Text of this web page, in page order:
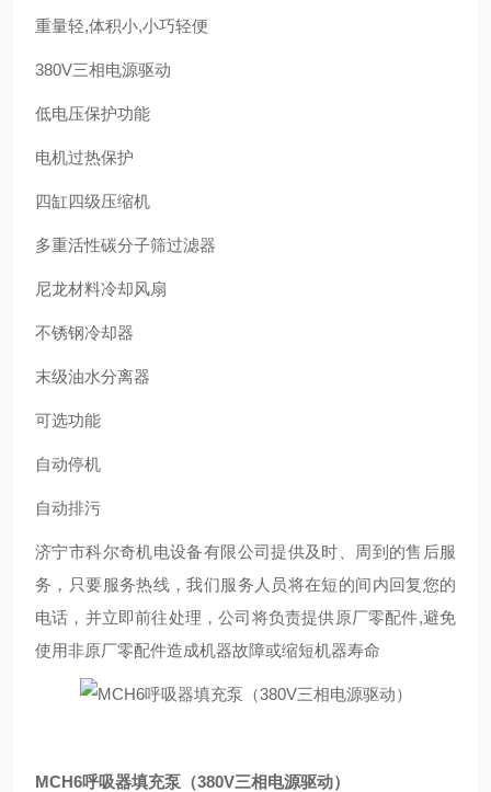
重量轻,体积小,小巧轻便
380V三相电源驱动
低电压保护功能
电机过热保护
四缸四级压缩机
多重活性碳分子筛过滤器
尼龙材料冷却风扇
不锈钢冷却器
末级油水分离器
可选功能
自动停机
自动排污
济宁市科尔奇机电设备有限公司提供及时、周到的售后服
务，只要服务热线，我们服务人员将在短的间内回复您的
电话，并立即前往处理，公司将负责提供原厂零配件,避免
使用非原厂零配件造成机器故障或缩短机器寿命
MCH6呼吸器填充泵（380V三相电源驱动）